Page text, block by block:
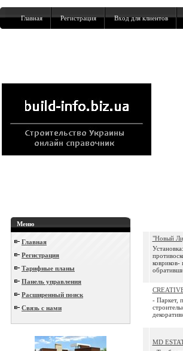
Главная Регистрация Вход для клиентов
Меню
Главная
Регистрация
Тарифные планы
Панель управления
Расширенный поиск
Связь с нами
"Новый
ковриков-
- Паркет,
MD